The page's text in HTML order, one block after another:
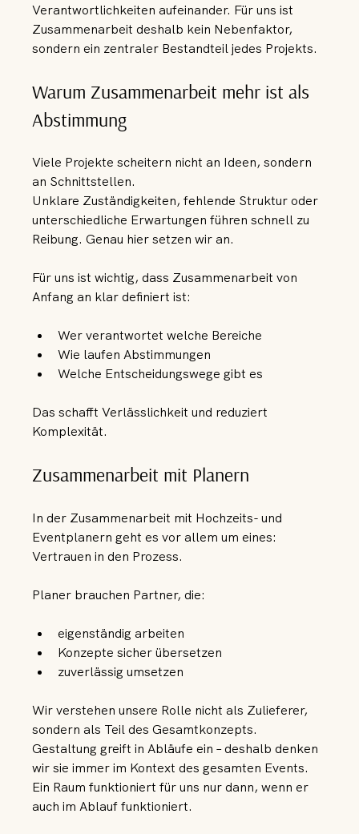
Verantwortlichkeiten aufeinander. Für uns ist
Zusammenarbeit deshalb kein Nebenfaktor,
sondern ein zentraler Bestandteil jedes Projekts.
Warum Zusammenarbeit mehr ist als
Abstimmung
Viele Projekte scheitern nicht an Ideen, sondern
an Schnittstellen.
Unklare Zuständigkeiten, fehlende Struktur oder
unterschiedliche Erwartungen führen schnell zu
Reibung. Genau hier setzen wir an.
Für uns ist wichtig, dass Zusammenarbeit von
Anfang an klar definiert ist:
Wer verantwortet welche Bereiche
Wie laufen Abstimmungen
Welche Entscheidungswege gibt es
Das schafft Verlässlichkeit und reduziert
Komplexität.
Zusammenarbeit mit Planern
In der Zusammenarbeit mit Hochzeits- und
Eventplanern geht es vor allem um eines:
Vertrauen in den Prozess.
Planer brauchen Partner, die:
eigenständig arbeiten
Konzepte sicher übersetzen
zuverlässig umsetzen
Wir verstehen unsere Rolle nicht als Zulieferer,
sondern als Teil des Gesamtkonzepts.
Gestaltung greift in Abläufe ein – deshalb denken
wir sie immer im Kontext des gesamten Events.
Ein Raum funktioniert für uns nur dann, wenn er
auch im Ablauf funktioniert.